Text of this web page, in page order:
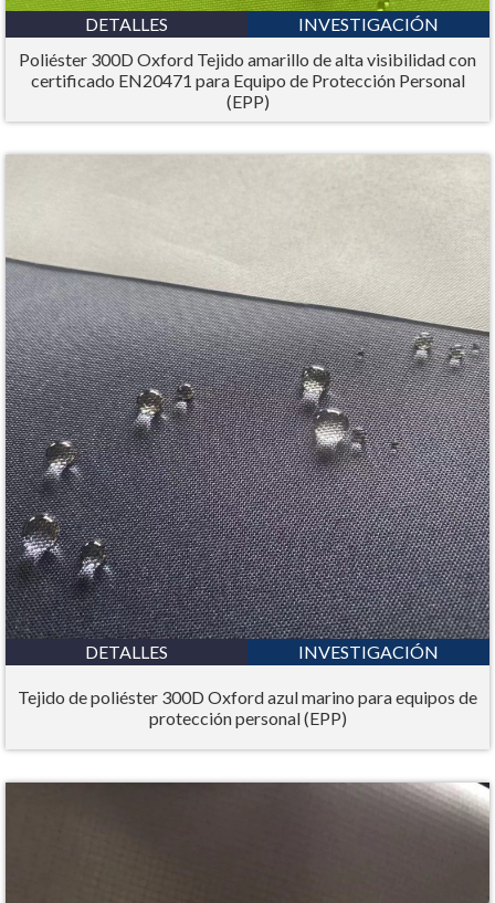
DETALLES
INVESTIGACIÓN
Poliéster 300D Oxford Tejido amarillo de alta visibilidad con
certificado EN20471 para Equipo de Protección Personal
(EPP)
DETALLES INVESTIGACIÓN
Tejido de poliéster 300D Oxford azul marino para equipos de
protección personal (EPP)